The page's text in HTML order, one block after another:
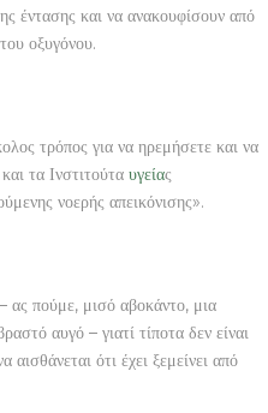
έντασης και να ανακουφίσουν από
οξυγόνου.
τρόπος για να ηρεμήσετε και να
τα Ινστιτούτα υγείας
νοερής απεικόνισης».
ας πούμε, μισό αβοκάντο, μια
αυγό – γιατί τίποτα δεν είναι
ότι έχει ξεμείνει από